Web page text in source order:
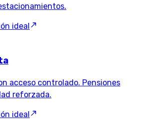
ideal
acceso controlado. Pensiones
reforzada.
ideal